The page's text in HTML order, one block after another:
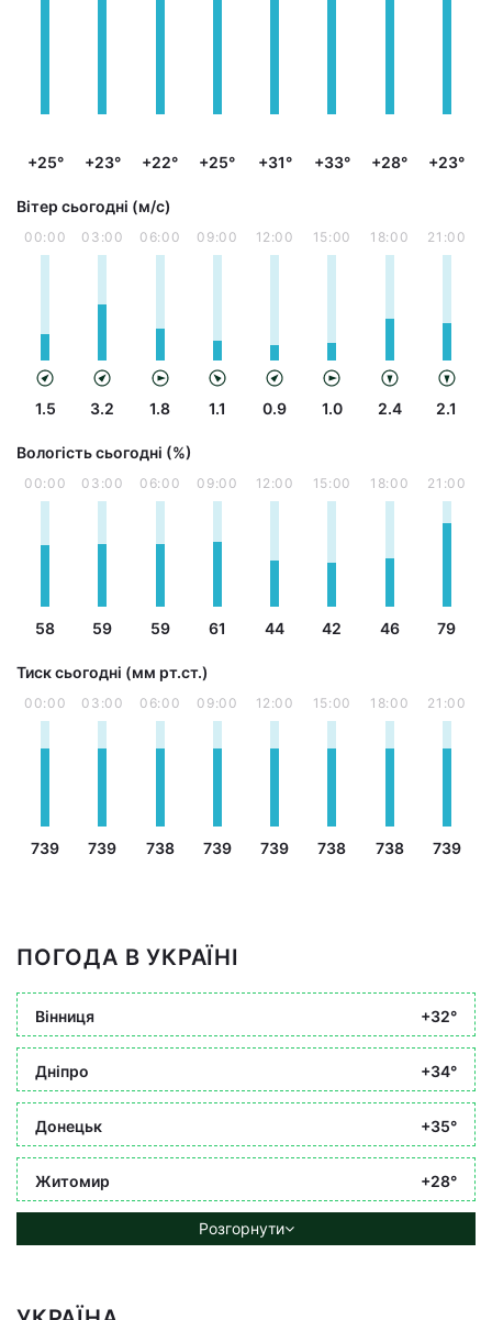
+25° +23° +22° +25° +31° +33° +28° +23°
Вітер сьогодні (м/с)
00:00
1.5
03:00
3.2
06:00
1.8
09:00
1.1
12:00
0.9
15:00
1.0
18:00
2.4
21:00
2.1
Вологість сьогодні (%)
00:00
58
03:00
59
06:00
59
09:00
61
12:00
44
15:00
42
18:00
46
21:00
79
Тиск сьогодні (мм рт.ст.)
00:00
739
03:00
739
06:00
738
09:00
739
12:00
739
15:00
738
18:00
738
21:00
739
ПОГОДА В УКРАЇНІ
Вінниця +32°
Дніпро +34°
Донецьк +35°
Житомир +28°
Розгорнути